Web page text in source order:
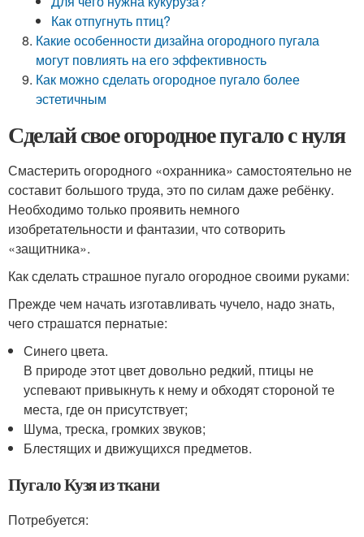
Как отпугнуть птиц?
Какие особенности дизайна огородного пугала
могут повлиять на его эффективность
Как можно сделать огородное пугало более
эстетичным
Сделай свое огородное пугало с нуля
Смастерить огородного «охранника» самостоятельно не
составит большого труда, это по силам даже ребёнку.
Необходимо только проявить немного
изобретательности и фантазии, что сотворить
«защитника».
Как сделать страшное пугало огородное своими руками:
Прежде чем начать изготавливать чучело, надо знать,
чего страшатся пернатые:
Синего цвета.
В природе этот цвет довольно редкий, птицы не
успевают привыкнуть к нему и обходят стороной те
места, где он присутствует;
Шума, треска, громких звуков;
Блестящих и движущихся предметов.
Пугало Кузя из ткани
Потребуется: